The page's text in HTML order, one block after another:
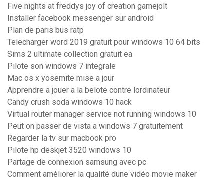
Five nights at freddys joy of creation gamejolt
Installer facebook messenger sur android
Plan de paris bus ratp
Telecharger word 2019 gratuit pour windows 10 64 bits
Sims 2 ultimate collection gratuit ea
Pilote son windows 7 integrale
Mac os x yosemite mise a jour
Apprendre a jouer a la belote contre lordinateur
Candy crush soda windows 10 hack
Virtual router manager service not running windows 10
Peut on passer de vista a windows 7 gratuitement
Regarder la tv sur macbook pro
Pilote hp deskjet 3520 windows 10
Partage de connexion samsung avec pc
Comment améliorer la qualité dune vidéo movie maker